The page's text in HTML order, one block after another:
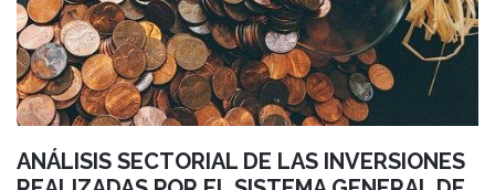
ANÁLISIS SECTORIAL DE LAS INVERSIONES